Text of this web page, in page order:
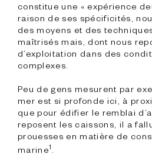
constitue une « expérience
raison de ses spécificités,
des moyens et des
maîtrisés mais, dont nous
d’exploitation dans des
complexes.
Peu de gens mesurent par
mer est si profonde ici, à
que pour édifier le remblai
reposent les caissons, il a
prouesses en matière de
marine1